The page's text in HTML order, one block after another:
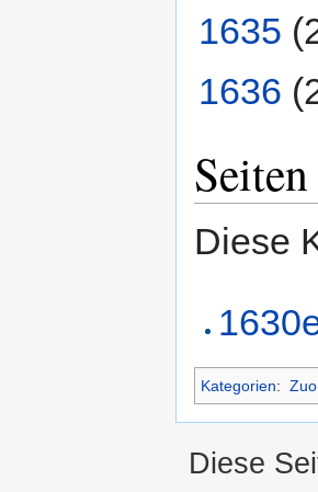
1635
1636
Diese
Kategorien:
Diese